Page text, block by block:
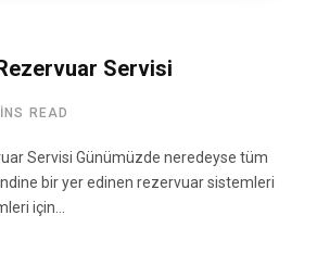
Servisi
READ
Servisi Günümüzde neredeyse tüm
bir yer edinen rezervuar sistemleri
için…